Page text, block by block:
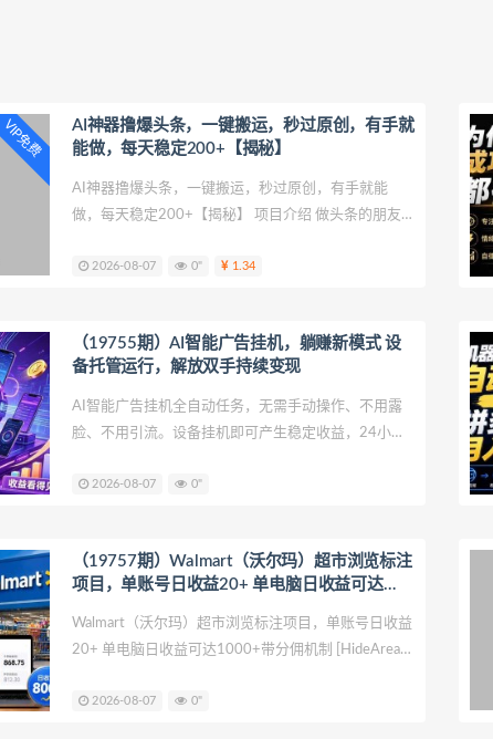
VIP免费
AI神器撸爆头条，一键搬运，秒过原创，有手就
能做，每天稳定200+【揭秘】
AI神器撸爆头条，一键搬运，秒过原创，有手就能
做，每天稳定200+【揭秘】 项目介绍 做头条的朋友
动修改，十分耗时间。这款AI工具只需导入爆款图
2026-08-07 0" 1.34
（19755期）AI智能广告挂机，躺赚新模式 设
备托管运行，解放双手持续变现
AI智能广告挂机全自动任务，无需手动操作、不用露
脸、不用引流。设备挂机即可产生稳定收益，24小时
放大，零基础小白当天即可上手盈利。 [HideArea]
2026-08-07 0"
（19757期）Walmart（沃尔玛）超市浏览标注
项目，单账号日收益20+ 单电脑日收益可达
Walmart（沃尔玛）超市浏览标注项目，单账号日收益
20+ 单电脑日收益可达1000+带分佣机制 [HideArea]
2026-08-07 0"